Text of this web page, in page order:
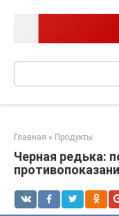
Главная » Продукты
Черная редька: